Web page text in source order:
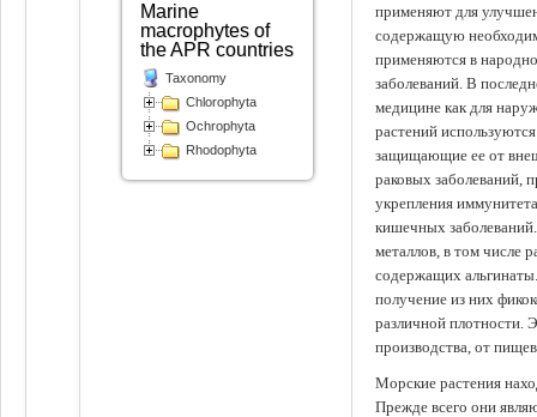
применяют для
содержащую
применяются в
заболеваний. В
медицине как для
растений
защищающие ее от
раковых заболеваний,
укрепления
кишечных
металлов, в том числе
содержащих
получение из них
различной плотности.
производства, от
Морские растения
Прежде всего они
Marine
macrophytes of
the APR countries
Taxonomy
Chlorophyta
Ochrophyta
Rhodophyta